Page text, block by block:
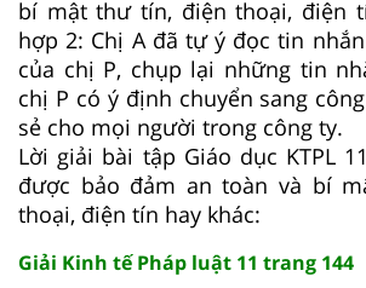
bí mật thư tín, điện thoại, điện
hợp 2: Chị A đã tự ý đọc tin
của chị P, chụp lại những tin
chị P có ý định chuyển sang
sẻ cho mọi người trong công ty.
Lời giải bài tập Giáo dục KTPL
được bảo đảm an toàn và bí
thoại, điện tín hay khác:
Giải Kinh tế Pháp luật 11 trang 144